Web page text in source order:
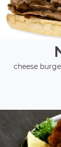
cheese